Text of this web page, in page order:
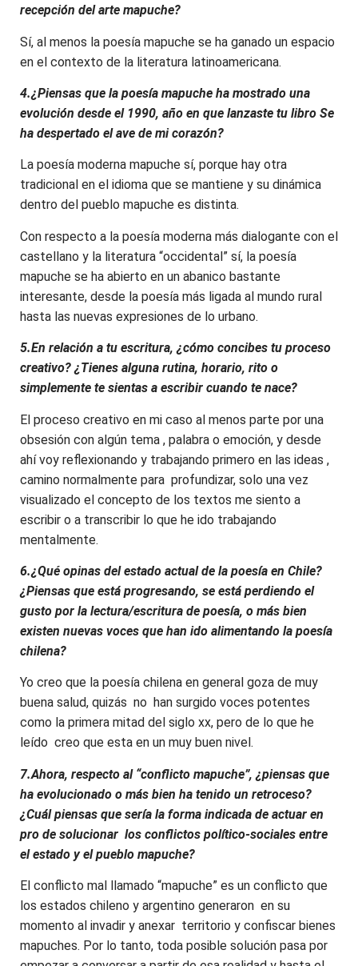
recepción del arte mapuche?
Sí, al menos la poesía mapuche se ha ganado un espacio
en el contexto de la literatura latinoamericana.
4.¿Piensas que la poesía mapuche ha mostrado una
evolución desde el 1990, año en que lanzaste tu libro Se
ha despertado el ave de mi corazón?
La poesía moderna mapuche sí, porque hay otra
tradicional en el idioma que se mantiene y su dinámica
dentro del pueblo mapuche es distinta.
Con respecto a la poesía moderna más dialogante con el
castellano y la literatura “occidental” sí, la poesía
mapuche se ha abierto en un abanico bastante
interesante, desde la poesía más ligada al mundo rural
hasta las nuevas expresiones de lo urbano.
5.En relación a tu escritura, ¿cómo concibes tu proceso
creativo? ¿Tienes alguna rutina, horario, rito o
simplemente te sientas a escribir cuando te nace?
El proceso creativo en mi caso al menos parte por una
obsesión con algún tema , palabra o emoción, y desde
ahí voy reflexionando y trabajando primero en las ideas ,
camino normalmente para profundizar, solo una vez
visualizado el concepto de los textos me siento a
escribir o a transcribir lo que he ido trabajando
mentalmente.
6.¿Qué opinas del estado actual de la poesía en Chile?
¿Piensas que está progresando, se está perdiendo el
gusto por la lectura/escritura de poesía, o más bien
existen nuevas voces que han ido alimentando la poesía
chilena?
Yo creo que la poesía chilena en general goza de muy
buena salud, quizás no han surgido voces potentes
como la primera mitad del siglo xx, pero de lo que he
leído creo que esta en un muy buen nivel.
7.Ahora, respecto al “conflicto mapuche”, ¿piensas que
ha evolucionado o más bien ha tenido un retroceso?
¿Cuál piensas que sería la forma indicada de actuar en
pro de solucionar los conflictos político-sociales entre
el estado y el pueblo mapuche?
El conflicto mal llamado “mapuche” es un conflicto que
los estados chileno y argentino generaron en su
momento al invadir y anexar territorio y confiscar bienes
mapuches. Por lo tanto, toda posible solución pasa por